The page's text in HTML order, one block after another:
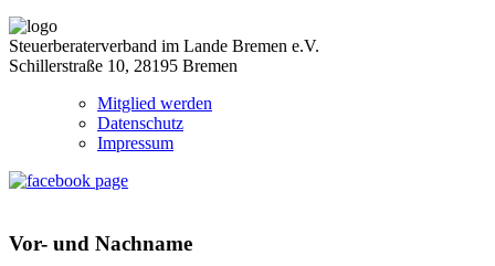
Steuerberaterverband im Lande Bremen e.V.
Schillerstraße 10, 28195 Bremen
Mitglied werden
Datenschutz
Impressum
Vor- und Nachname